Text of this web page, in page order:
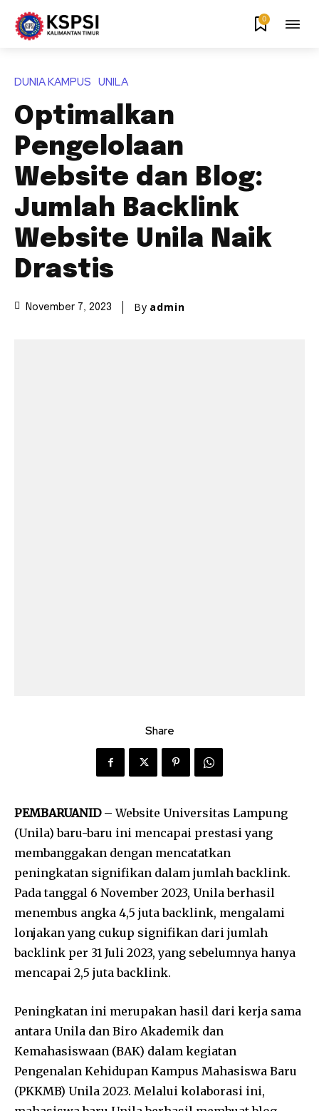
0
DUNIA KAMPUS UNILA
Optimalkan
Pengelolaan
Website dan Blog:
Jumlah Backlink
Website Unila Naik
Drastis
November 7, 2023 By admin
Share
PEMBARUANID– Website Universitas Lampung
(Unila) baru-baru ini mencapai prestasi yang
membanggakan dengan mencatatkan
peningkatan signifikan dalam jumlah backlink.
Pada tanggal 6 November 2023, Unila berhasil
menembus angka 4,5 juta backlink, mengalami
lonjakan yang cukup signifikan dari jumlah
backlink per 31 Juli 2023, yang sebelumnya hanya
mencapai 2,5 juta backlink.
Peningkatan ini merupakan hasil dari kerja sama
antara Unila dan Biro Akademik dan
Kemahasiswaan (BAK) dalam kegiatan
Pengenalan Kehidupan Kampus Mahasiswa Baru
(PKKMB) Unila 2023. Melalui kolaborasi ini,